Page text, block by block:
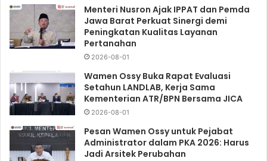
Menteri Nusron Ajak IPPAT dan Pemda
Jawa Barat Perkuat Sinergi demi
Peningkatan Kualitas Layanan
Pertanahan
2026-08-01
Wamen Ossy Buka Rapat Evaluasi
Setahun LANDLAB, Kerja Sama
Kementerian ATR/BPN Bersama JICA
2026-08-01
Pesan Wamen Ossy untuk Pejabat
Administrator dalam PKA 2026: Harus
Jadi Arsitek Perubahan